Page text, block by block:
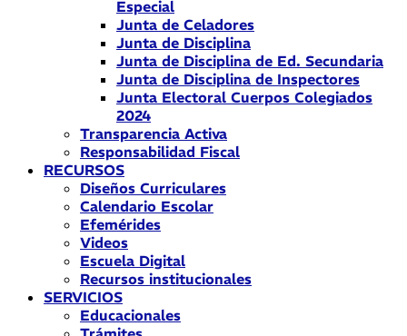
Especial
Junta de Celadores
Junta de Disciplina
Junta de Disciplina de Ed. Secundaria
Junta de Disciplina de Inspectores
Junta Electoral Cuerpos Colegiados
2024
Transparencia Activa
Responsabilidad Fiscal
RECURSOS
Diseños Curriculares
Calendario Escolar
Efemérides
Videos
Escuela Digital
Recursos institucionales
SERVICIOS
Educacionales